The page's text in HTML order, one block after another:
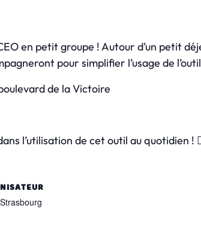
en petit groupe ! Autour d’un petit
pour simplifier l’usage de
de la Victoire
l’utilisation de cet outil au quotidien !